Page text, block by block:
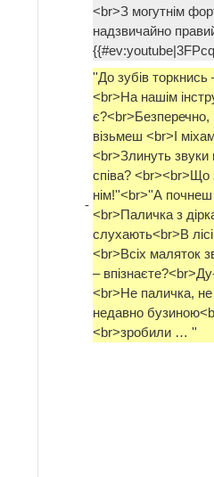
<br>З могутнім
надзвичайно
-
''До зубів
<br>На нашім
візьмеш <br>І
<br>Злинуть
співа? <br><br>Що
нім!''<br>''А почнеш
<br>Паличка з
слухають<br>В
<br>Всіх маляток
–
<br>Не паличка,
недавно
<br>зробили … ''